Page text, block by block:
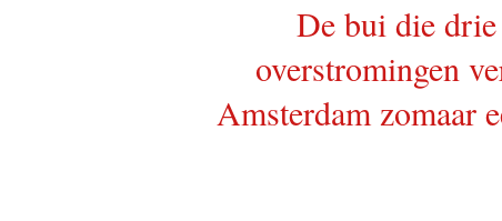
De bui die
overstromingen
Amsterdam zomaar